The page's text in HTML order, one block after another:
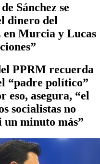
Sánchez se
dinero del
en Murcia y Lucas
PPRM recuerda
“padre político”
eso, asegura, “el
socialistas no
un minuto más”